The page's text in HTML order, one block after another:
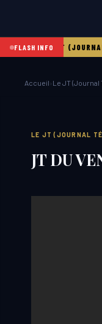
FLASH INFO
08 2025 LE JT
Accueil › Le JT (Journal
LE JT (JOURNAL
JT DU